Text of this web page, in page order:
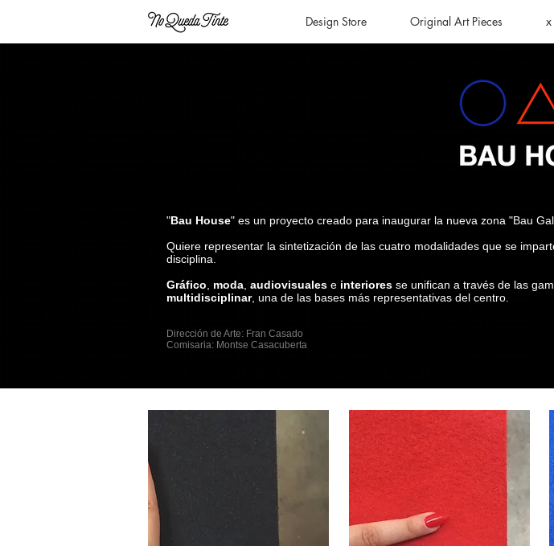
Design Store Original Art Pieces x
"Bau House" es un proyecto creado para inaugurar la nueva zona "Bau
Quiere representar la sintetización de las cuatro modalidades que se
disciplina.
Gráfico, moda, audiovisuales e interiores se unifican a través de las
multidisciplinar, una de las bases más representativas del centro.
Dirección de Arte: Fran Casado
Comisaria: Montse Casacuberta